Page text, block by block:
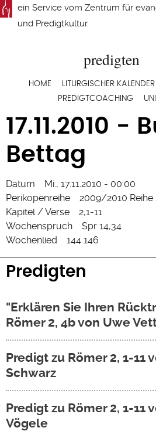
Direkt
zum
ein Service vom Zentrum für
und Predigtkultur
Hauptnavigation
HOME LITURGISCHER KALENDER
PREDIGTCOACHING
17.11.2010 -
Bettag
Datum
Mi., 17.11.2010 - 00:00
Perikopenreihe
2009/2010 Reihe
Kapitel / Verse
2,1-11
Wochenspruch
Spr 14,34
Wochenlied
144 146
Predigten
"Erklären Sie Ihren
Römer 2, 4b von Uwe
Predigt zu Römer 2, 1-11
Schwarz
Predigt zu Römer 2, 1-11
Vögele